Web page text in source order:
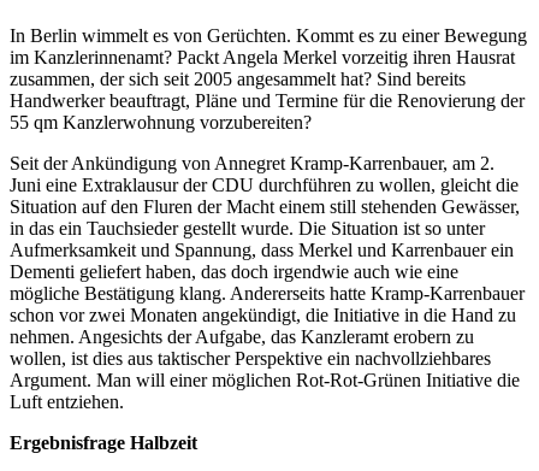
In Berlin wimmelt es von Gerüchten. Kommt es zu einer Bewegung
im Kanzlerinnenamt? Packt Angela Merkel vorzeitig ihren Hausrat
zusammen, der sich seit 2005 angesammelt hat? Sind bereits
Handwerker beauftragt, Pläne und Termine für die Renovierung der
55 qm Kanzlerwohnung vorzubereiten?
Seit der Ankündigung von Annegret Kramp-Karrenbauer, am 2.
Juni eine Extraklausur der CDU durchführen zu wollen, gleicht die
Situation auf den Fluren der Macht einem still stehenden Gewässer,
in das ein Tauchsieder gestellt wurde. Die Situation ist so unter
Aufmerksamkeit und Spannung, dass Merkel und Karrenbauer ein
Dementi geliefert haben, das doch irgendwie auch wie eine
mögliche Bestätigung klang. Andererseits hatte Kramp-Karrenbauer
schon vor zwei Monaten angekündigt, die Initiative in die Hand zu
nehmen. Angesichts der Aufgabe, das Kanzleramt erobern zu
wollen, ist dies aus taktischer Perspektive ein nachvollziehbares
Argument. Man will einer möglichen Rot-Rot-Grünen Initiative die
Luft entziehen.
Ergebnisfrage Halbzeit